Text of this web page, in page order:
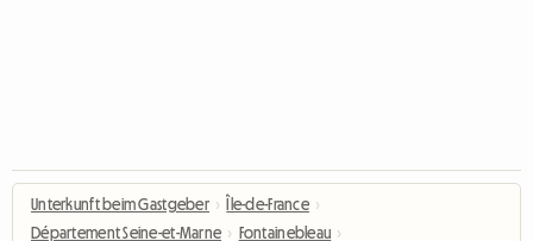
Unterkunft beim Gastgeber › Île-de-France ›
Département Seine-et-Marne › Fontainebleau ›